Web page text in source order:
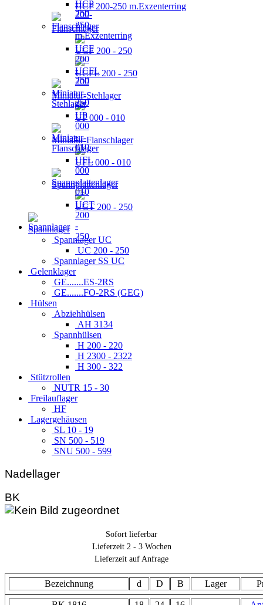
HCP 200-250 m.Exzenterring
Flanschlager
UCF 200 - 250
UCFL 200 - 250
Miniatur-Stehlager
UP 000 - 010
Miniatur-Flanschlager
UFL 000 - 010
Spannplattenlager
UCT 200 - 250
Spannlager
Spannlager UC
UC 200 - 250
Spannlager SS UC
Gelenklager
GE.......ES-2RS
GE.......FO-2RS (GEG)
Hülsen
Abziehhülsen
AH 3134
Spannhülsen
H 200 - 220
H 2300 - 2322
H 300 - 322
Stützrollen
NUTR 15 - 30
Freilauflager
HF
Lagergehäusen
SL 10 - 19
SN 500 - 519
SNU 500 - 599
Nadellager
BK
Sofort lieferbar
Lieferzeit 2 - 3 Wochen
Lieferzeit auf Anfrage
Bezeichnung d D B Lager